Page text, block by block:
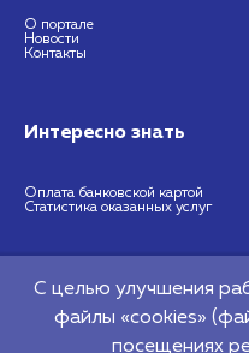
О портале
Новости
Контакты
Интересно знать
Оплата банковской картой
Статистика оказанных услуг
©2026 Республиканское
электронных услуг"
https://nces.by
С целью улучшения
файлы «cookies»
посещениях